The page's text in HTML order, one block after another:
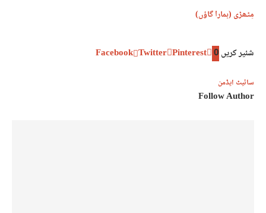
مِٹھڑی (ہمارا گاؤں)
شئیر کریں0
Facebook Twitter Pinterest
سائیٹ ایڈمن
Follow Author